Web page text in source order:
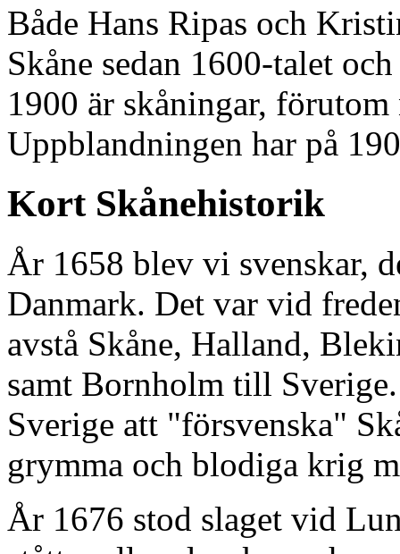
Både Hans Ripas och
Skåne sedan 1600-talet
1900 är skåningar, förutom
Uppblandningen har på
Kort Skånehistorik
År 1658 blev vi svenskar,
Danmark. Det var vid
avstå Skåne, Halland,
samt Bornholm till
Sverige att "försvenska"
grymma och blodiga krig
År 1676 stod slaget vid